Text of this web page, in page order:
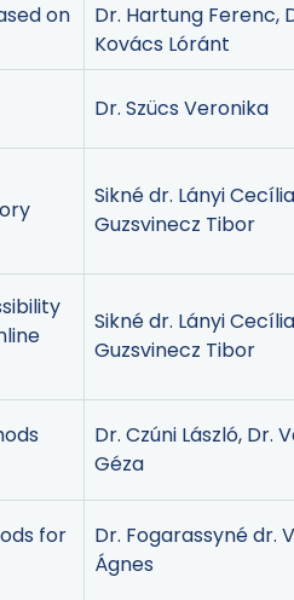
on
Dr. Hartung Ferenc,
Kovács Lóránt
Dr. Szücs Veronika
Sikné dr. Lányi
Guzsvinecz Tibor
Sikné dr. Lányi
Guzsvinecz Tibor
Dr. Czúni László, Dr.
Géza
for
Dr. Fogarassyné dr.
Ágnes